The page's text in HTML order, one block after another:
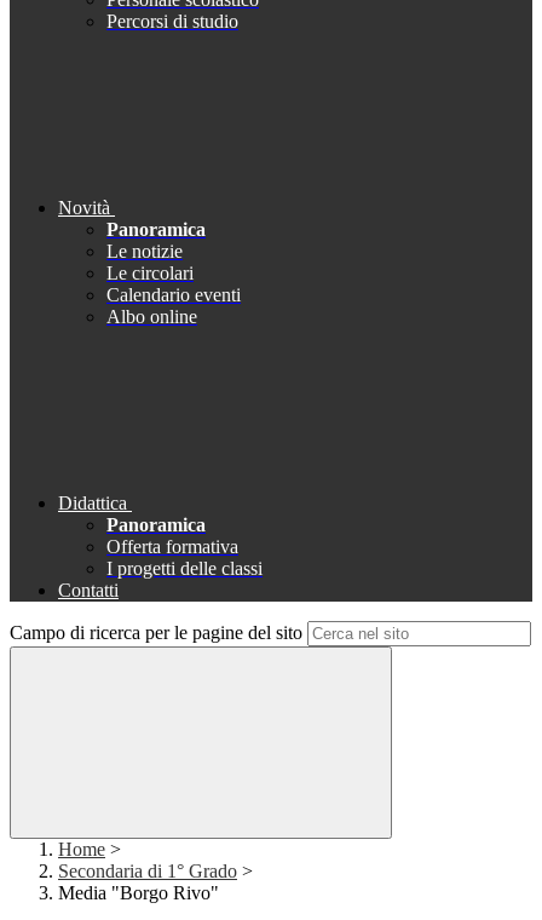
Percorsi di studio
Novità
Panoramica
Le notizie
Le circolari
Calendario eventi
Albo online
Didattica
Panoramica
Offerta formativa
I progetti delle classi
Contatti
Campo di ricerca per le pagine del sito
Home >
Secondaria di 1° Grado >
Media "Borgo Rivo"